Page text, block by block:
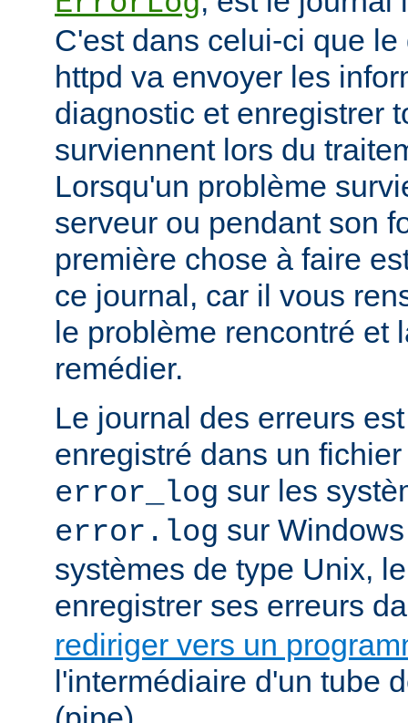
C'est dans celui-ci que
httpd va envoyer les
diagnostic et enregistrer
surviennent lors du
Lorsqu'un problème
serveur ou pendant son
première chose à faire
ce journal, car il vous
le problème rencontré et
remédier.
Le journal des erreurs
enregistré dans un
error_log sur les
error.log sur
systèmes de type Unix,
enregistrer ses erreurs
rediriger vers un
l'intermédiaire d'un tube